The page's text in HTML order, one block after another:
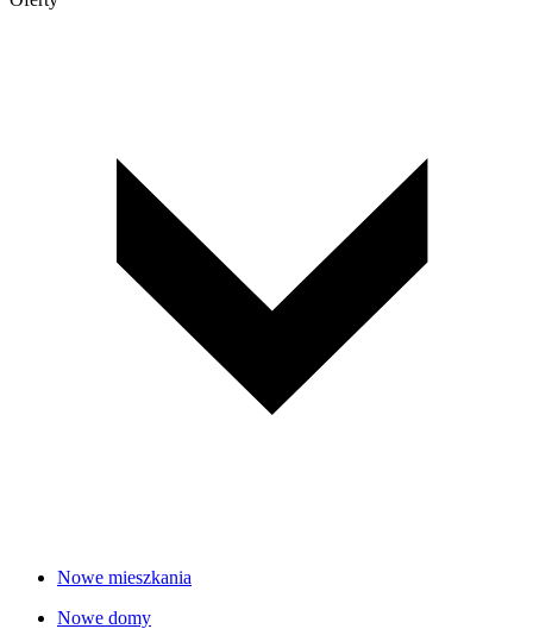
Nowe mieszkania
Nowe domy